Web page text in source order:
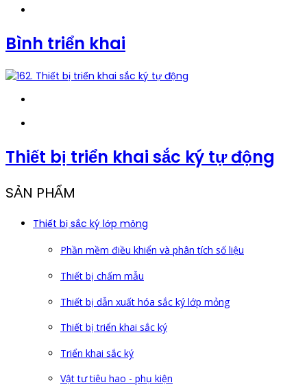
Bình triển khai
Thiết bị triển khai sắc ký tự động
SẢN PHẨM
Thiết bị sắc ký lớp mỏng
Phần mềm điều khiển và phân tích số liệu
Thiết bị chấm mẫu
Thiết bị dẫn xuất hóa sắc ký lớp mỏng
Thiết bị triển khai sắc ký
Triển khai sắc ký
Vật tư tiêu hao - phụ kiện